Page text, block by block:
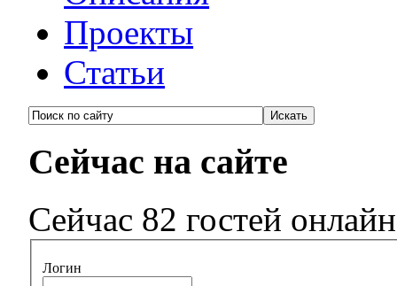
Проекты
Статьи
Сейчас на сайте
Сейчас 82 гостей онлайн
Логин